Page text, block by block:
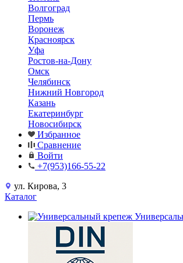
Волгоград
Пермь
Воронеж
Красноярск
Уфа
Ростов-на-Дону
Омск
Челябинск
Нижний Новгород
Казань
Екатеринбург
Новосибирск
Избранное
Сравнение
Войти
+7(953)166-55-22
ул. Кирова, 3
Каталог